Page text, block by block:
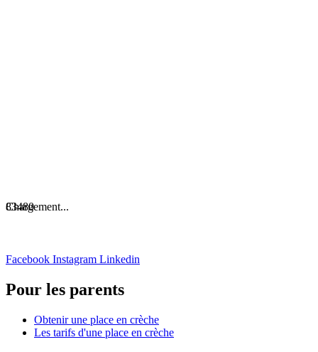
Chargement...
83480
Facebook Instagram Linkedin
Pour les parents
Obtenir une place en crèche
Les tarifs d'une place en crèche